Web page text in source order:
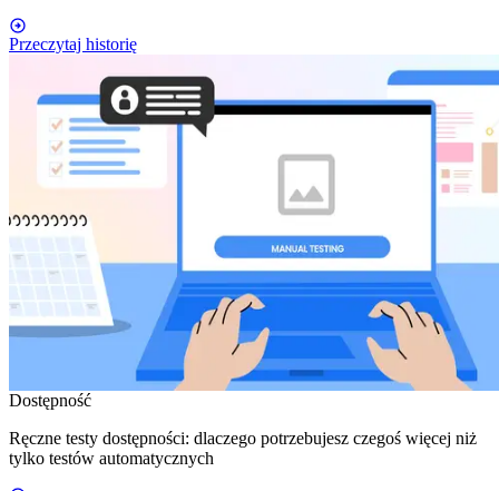
Przeczytaj historię
Dostępność
Ręczne testy dostępności: dlaczego potrzebujesz czegoś więcej niż
tylko testów automatycznych